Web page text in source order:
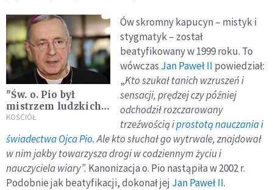
"Św. o. Pio był
mistrzem ludzkich
sumień"
KOŚCIÓŁ
Ów skromny kapucyn – mistyk i
stygmatyk – został
beatyfikowany w 1999 roku. To
wówczas Jan Paweł II powiedział:
„Kto szukał tanich wzruszeń i
sensacji, prędzej czy później
odchodził rozczarowany
trzeźwością iprostotą nauczania i
świadectwa Ojca Pio. Ale kto słuchał go wytrwale, znajdował
w nim jakby towarzysza drogi w codziennym życiu i
nauczyciela wiary”. Kanonizacja o. Pio nastąpiła w 2002 r.
Podobnie jak beatyfikacji, dokonał jej Jan Paweł II.